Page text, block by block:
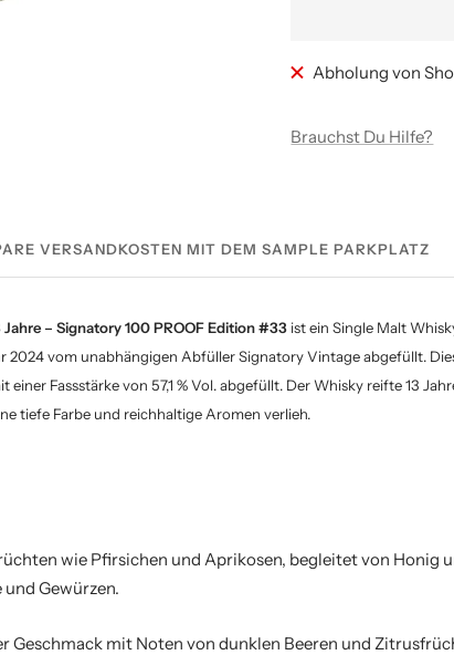
Abholung von
Brauchst Du Hilfe?
VERSANDKOSTEN MIT DEM SAMPLE PARKPLATZ
Jahre – Signatory 100 PROOF Edition #33 ist ein Single Malt
2024 vom unabhängigen Abfüller Signatory Vintage abgefüllt.
einer Fassstärke von 57,1 % Vol. abgefüllt. Der Whisky reifte 13
tiefe Farbe und reichhaltige Aromen verlieh.
wie Pfirsichen und Aprikosen, begleitet von Honig
Gewürzen.
Geschmack mit Noten von dunklen Beeren und